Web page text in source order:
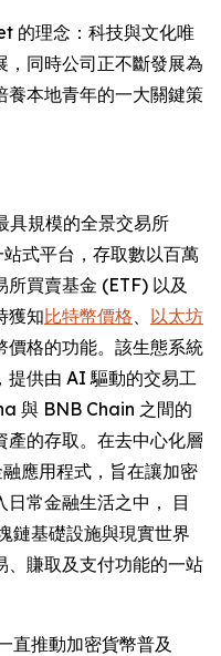
的理念：科技與文化唯
，同時公司正不斷發展為
養本地青年的一大關鍵策
具規模的全景交易所
式平台，存取數以百萬
買賣基金 (ETF) 以及
獲知比特幣價格、 以太坊
價格的功能。該生態系統
提供由 AI 驅動的交易工
與 BNB Chain 之間的
產的存取。在去中心化層
應用程式，旨在讓加密
常金融生活之中， 目
鏈基礎設施與現實世界
、賺取及支付功能的一站
直推動加密貨幣普及